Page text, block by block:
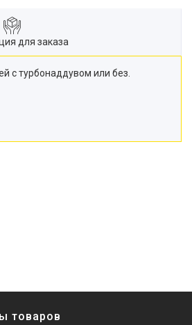
для заказа
с турбонаддувом или без.
товаров